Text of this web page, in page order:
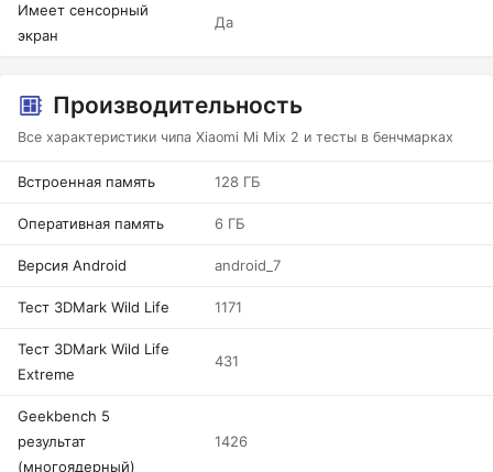
Имеет сенсорный
экран
Да
Производительность
Все характеристики чипа Xiaomi Mi Mix 2 и тесты в бенчмарках
Встроенная память 128 ГБ
Оперативная память 6 ГБ
Версия Android android_7
Тест 3DMark Wild Life 1171
Тест 3DMark Wild Life
Extreme
431
Geekbench 5
результат
(многоядерный)
1426